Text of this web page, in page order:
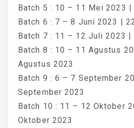
Batch 5 : 10 – 11 Mei 2023
Batch 6 : 7 – 8 Juni 2023 |
Batch 7 : 11 – 12 Juli 2023
Batch 8 : 10 – 11 Agustus
Agustus 2023
Batch 9 : 6 – 7 September
September 2023
Batch 10 : 11 – 12 Oktober
Oktober 2023